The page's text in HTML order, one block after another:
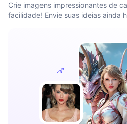
Crie imagens impressionantes de
facilidade! Envie suas ideias ainda